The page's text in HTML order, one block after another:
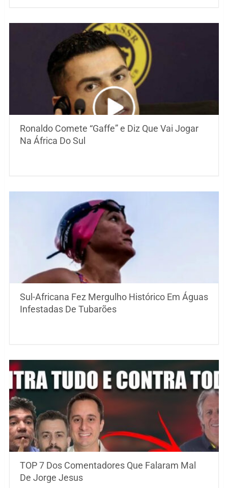
Ronaldo Comete “Gaffe” e Diz Que Vai Jogar
Na África Do Sul
Sul-Africana Fez Mergulho Histórico Em Águas
Infestadas De Tubarões
TOP 7 Dos Comentadores Que Falaram Mal
De Jorge Jesus